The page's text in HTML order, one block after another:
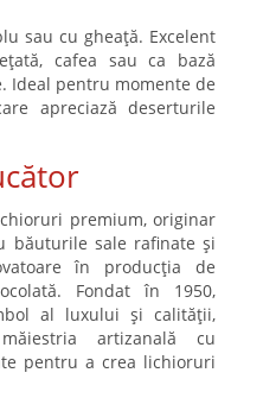
sau cu gheață. Excelent
cafea sau ca bază
Ideal pentru momente de
apreciază deserturile
premium, originar
băuturile sale rafinate și
în producția de
Fondat în 1950,
al luxului și calității,
artizanală cu
pentru a crea lichioruri